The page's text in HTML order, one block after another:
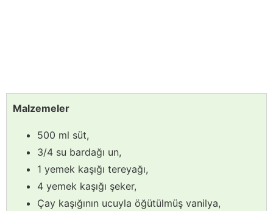
Malzemeler
500 ml süt,
3/4 su bardağı un,
1 yemek kaşığı tereyağı,
4 yemek kaşığı şeker,
Çay kaşığının ucuyla öğütülmüş vanilya,